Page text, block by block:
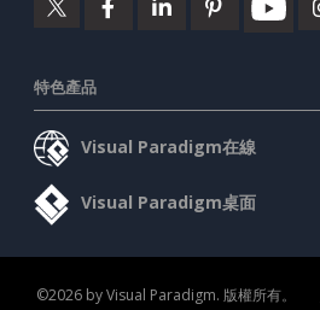
特色產品
Visual Paradigm在線
Visual Paradigm桌面
©2026 by Visual Paradigm. 版權所有。